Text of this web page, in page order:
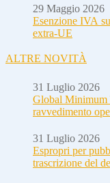
29 Maggio 2026
Esenzione IVA
extra-UE
ALTRE NOVITÀ
31 Luglio 2026
Global Minimum
ravvedimento
31 Luglio 2026
Espropri per
trascrizione del